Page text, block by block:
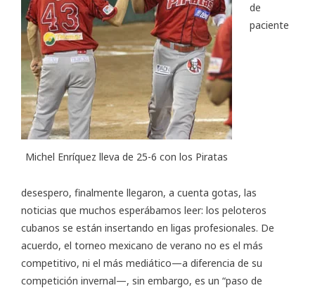
Michel Enríquez lleva de 25-6 con los Piratas
de
paciente
desespero, finalmente llegaron, a cuenta gotas, las
noticias que muchos esperábamos leer: los peloteros
cubanos se están insertando en ligas profesionales. De
acuerdo, el torneo mexicano de verano no es el más
competitivo, ni el más mediático—a diferencia de su
competición invernal—, sin embargo, es un “paso de